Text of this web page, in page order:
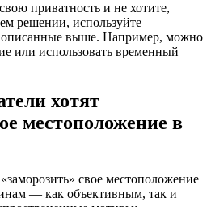
приватность и не хотите,
решении, используйте
описанные выше. Например, можно
или использовать временный
хотят
местоположение в
свое местоположение
— как объективным, так и